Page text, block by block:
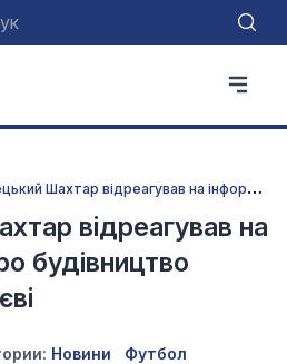
Д
онецький Шахтар відреагував на інформацію про будівництво стадіону в Києві
відреагував на
будівництво
Новини Футбол